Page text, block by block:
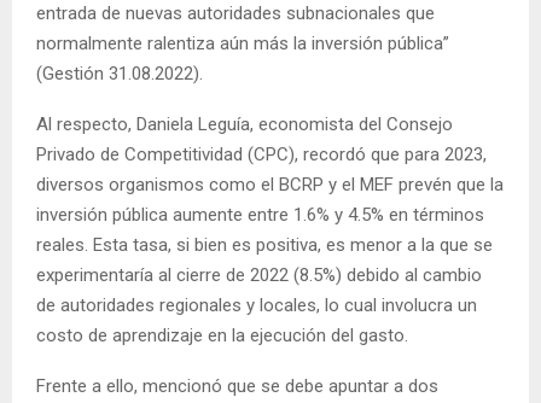
entrada de nuevas autoridades subnacionales que
normalmente ralentiza aún más la inversión pública”
(Gestión 31.08.2022).
Al respecto, Daniela Leguía, economista del Consejo
Privado de Competitividad (CPC), recordó que para 2023,
diversos organismos como el BCRP y el MEF prevén que la
inversión pública aumente entre 1.6% y 4.5% en términos
reales. Esta tasa, si bien es positiva, es menor a la que se
experimentaría al cierre de 2022 (8.5%) debido al cambio
de autoridades regionales y locales, lo cual involucra un
costo de aprendizaje en la ejecución del gasto.
Frente a ello, mencionó que se debe apuntar a dos